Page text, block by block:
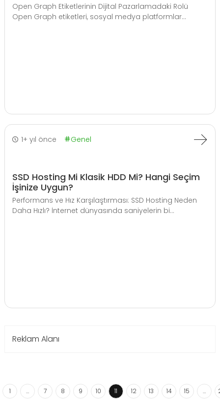
Open Graph Etiketlerinin Dijital Pazarlamadaki Rolü
Open Graph etiketleri, sosyal medya platformlar...
1+ yıl önce Genel
SSD Hosting Mi Klasik HDD Mi? Hangi Seçim
İşinize Uygun?
Performans ve Hız Karşılaştırması: SSD Hosting Neden
Daha Hızlı? İnternet dünyasında saniyelerin bi...
Reklam Alanı
1 … 7 8 9 10 11 12 13 14 15 …